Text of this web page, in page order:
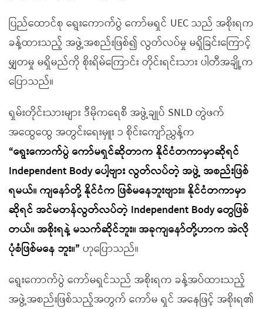
ပြည်ထောင်စု ရွေးကောက်ပွဲ ကော်မရှင် UEC သည် အစိုးရက
ခန့်ထားသည့် အဖွဲ့အစည်းဖြစ်၍ လွတ်လပ်မှု မရှိခြင်းကြောင့်
မျှတမှု မရှိမည်ကို စိုးရိမ်ကြောင်း တိုင်းရင်းသား ပါတီအချို့က
ပြောသည်။
ရှမ်းတိုင်းသားများ ဒီမိုကရေစီ အဖွဲ့ချုပ် SNLD တွဲဖက်
အထွေထွေ အတွင်းရေးမှူး ၁ စိုင်းကျော်ညွှန့်က
“ရွေးကောက်ပွဲ ကော်မရှင်ဆိုတာက နိုင်ငံတကာမှာဆိုရင်
Independent Body ပေါ့ဗျား လွတ်လပ်တဲ့ အဖွဲ့ အစည်းဖြစ်
ရမယ်။ ကျနော်တို့ နိုင်ငံက ဖြစ်မနေဘူးဗျား။ နိုင်ငံတကာမှာ
ဆိုရင် အင်မတန်လွတ်လပ်တဲ့ Independent Body တွေဖြစ်
တယ်။ အစိုးရနဲ့ မသက်ဆိုင်ဘူး။ အခုကျနော်တို့ဟာက အဲလို
ပုံစံဖြစ်မနေ ဘူး။” ဟုပြောသည်။
ရွေးကောက်ပွဲ ကော်မရှင်သည် အစိုးရက ခန့်အပ်ထားသည့်
အဖွဲ့အစည်းဖြစ်သည့်အတွက် ကော်မ ရှင် အနေဖြင့် အစိုးရ၏